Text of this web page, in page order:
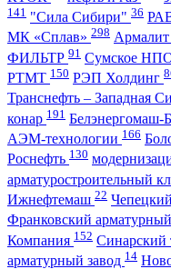
141 "Сила Сибири" 36
МК «Сплав» 298 Армалит
ФИЛЬТР 91 Сумское
РТМТ 150 РЭП Холдинг
Транснефть – Западная
конар 191
АЭМ-технологии 166
Роснефть 130
арматуростроительный
Ижнефтемаш 22
Франковский
Компания 152 Синарский
арматурный завод 14